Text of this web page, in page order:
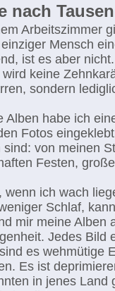
nach
Arbeitszimmer
Mensch
ist es aber
wird keine
sondern
Alben habe ich
Fotos
sind: von meinen
Festen,
wenn ich wach
Schlaf,
mir meine Alben
Jedes Bild
es wehmütige
Es ist
in jenes Land